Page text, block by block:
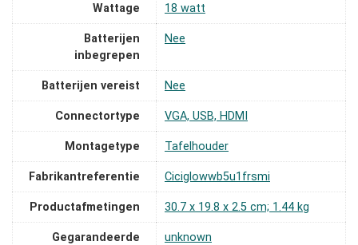
Wattage ‎18 watt
Batterijen
inbegrepen
‎Nee
Batterijen vereist ‎Nee
Connectortype ‎VGA, USB, HDMI
Montagetype ‎Tafelhouder
Fabrikantreferentie ‎Ciciglowwb5u1frsmi
Productafmetingen ‎30.7 x 19.8 x 2.5 cm; 1.44 kg
Gegarandeerde
‎unknown